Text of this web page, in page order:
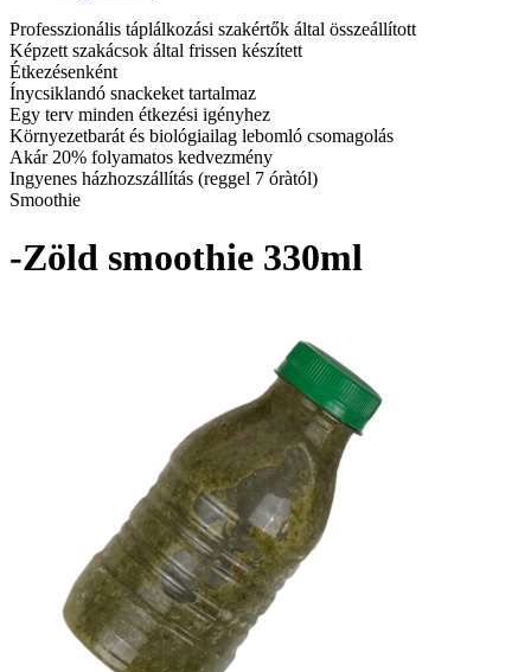
Professzionális táplálkozási szakértők által összeállított
Képzett szakácsok által frissen készített
Étkezésenként
Ínycsiklandó snackeket tartalmaz
Egy terv minden étkezési igényhez
Környezetbarát és biológiailag lebomló csomagolás
Akár 20% folyamatos kedvezmény
Ingyenes házhozszállítás (reggel 7 óràtól)
Smoothie
-Zöld smoothie 330ml